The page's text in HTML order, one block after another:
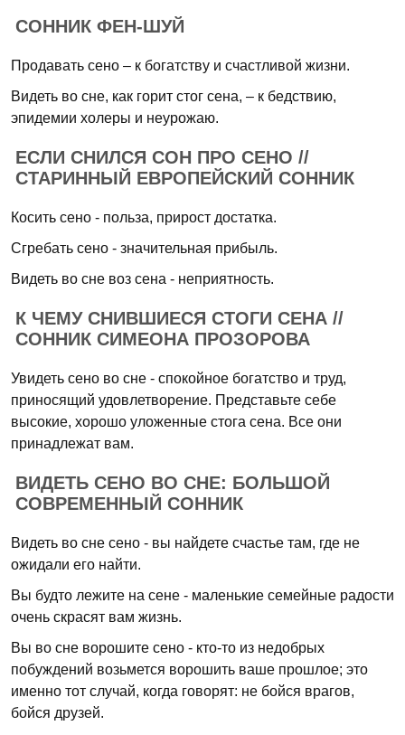
СОННИК ФЕН-ШУЙ
Продавать сено – к богатству и счастливой жизни.
Видеть во сне, как горит стог сена, – к бедствию,
эпидемии холеры и неурожаю.
ЕСЛИ СНИЛСЯ СОН ПРО СЕНО //
СТАРИННЫЙ ЕВРОПЕЙСКИЙ СОННИК
Косить сено - польза, прирост достатка.
Сгребать сено - значительная прибыль.
Видеть во сне воз сена - неприятность.
К ЧЕМУ СНИВШИЕСЯ СТОГИ СЕНА //
СОННИК СИМЕОНА ПРОЗОРОВА
Увидеть сено во сне - спокойное богатство и труд,
приносящий удовлетворение. Представьте себе
высокие, хорошо уложенные стога сена. Все они
принадлежат вам.
ВИДЕТЬ СЕНО ВО СНЕ: БОЛЬШОЙ
СОВРЕМЕННЫЙ СОННИК
Видеть во сне сено - вы найдете счастье там, где не
ожидали его найти.
Вы будто лежите на сене - маленькие семейные радости
очень скрасят вам жизнь.
Вы во сне ворошите сено - кто-то из недобрых
побуждений возьмется ворошить ваше прошлое; это
именно тот случай, когда говорят: не бойся врагов,
бойся друзей.